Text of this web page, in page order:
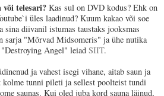
telesari?Kas sul on DVD kodus? Ehk on
üles laadinud? Kuum kakao või soe
sina diivanil istumas taustaks jooksmas
sarja "Mõrvad Midsomeris" ja ühe nutika
Destroying Angel" leiad SIIT.
ja vahest isegi vihane, aitab saun ja
kolme tunni pileti ja sellest poolteist tundi
saunas. Kui oled juba kord sauna läinud,